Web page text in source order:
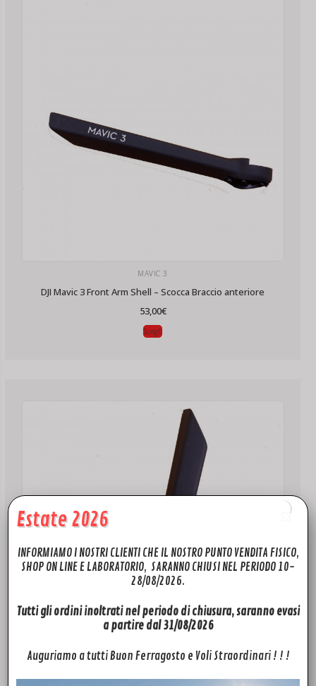
MAVIC 3
DJI Mavic 3 Front Arm Shell – Scocca Braccio anteriore
53,00€
Scegli
Estate 2026
INFORMIAMO I NOSTRI CLIENTI CHE IL NOSTRO PUNTO VENDITA FISICO,
SHOP ON LINE E LABORATORIO, SARANNO CHIUSI NEL PERIODO 10-
28/08/2026.
Tutti gli ordini inoltrati nel periodo di chiusura, saranno evasi
a partire dal 31/08/2026
Auguriamo a tutti Buon Ferragosto e Voli Straordinari ! ! !